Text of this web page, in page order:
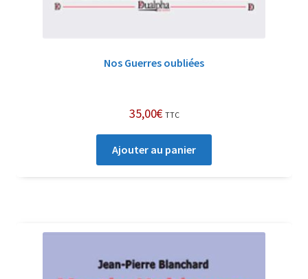
Nos Guerres oubliées
35,00€ TTC
Ajouter au panier